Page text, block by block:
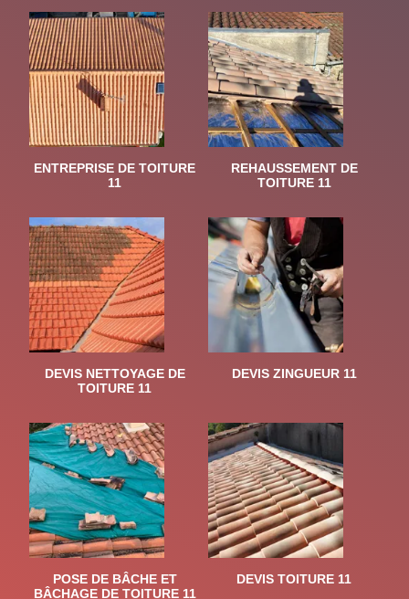
ENTREPRISE DE TOITURE
11
REHAUSSEMENT DE
TOITURE 11
DEVIS NETTOYAGE DE
TOITURE 11
DEVIS ZINGUEUR 11
POSE DE BÂCHE ET
BÂCHAGE DE TOITURE 11
DEVIS TOITURE 11